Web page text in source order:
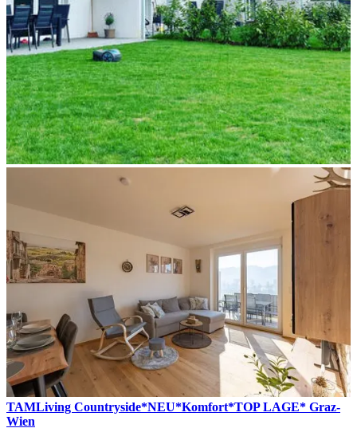
TAMLiving Countryside*NEU*Komfort*TOP LAGE* Graz-
Wien